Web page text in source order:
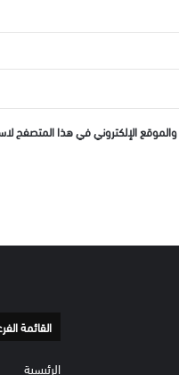
الإلكتروني في هذا المتصفح
القائمة
الرئيسية